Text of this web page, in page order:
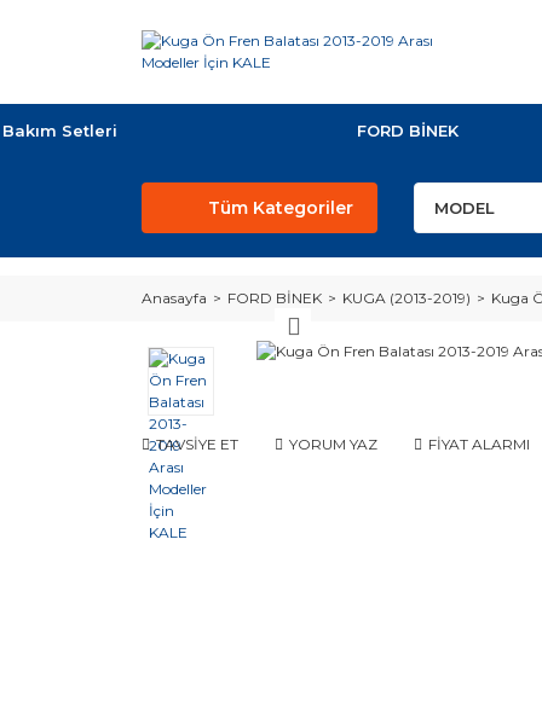
Bakım Setleri FORD BİNEK
Tüm Kategoriler
Anasayfa FORD BİNEK KUGA (2013-2019) Kuga
TAVSİYE ET YORUM YAZ FİYAT ALARMI